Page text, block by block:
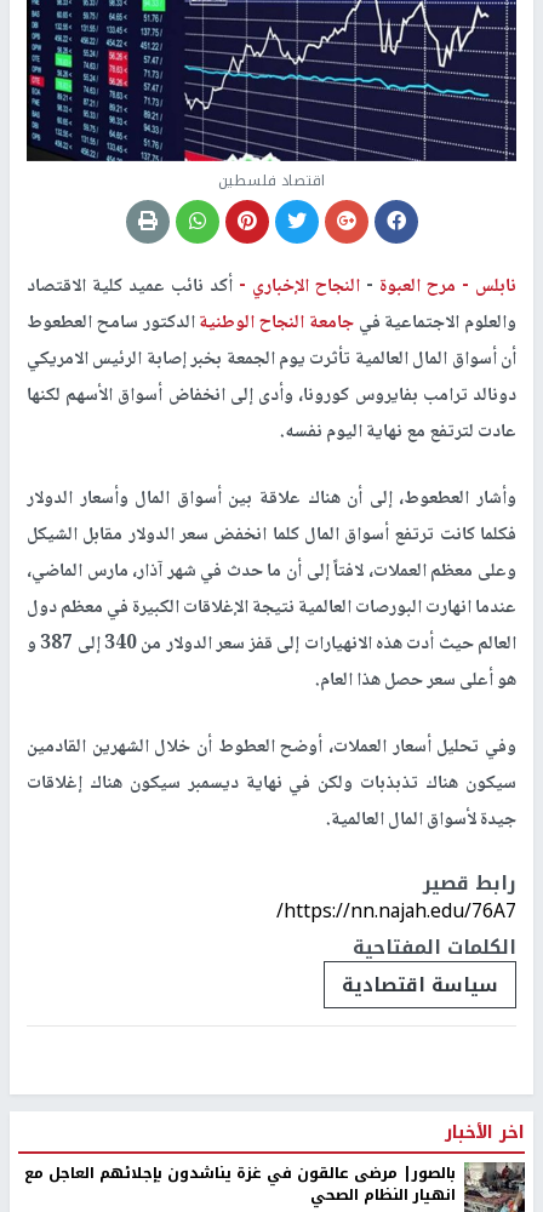
اقتصاد فلسطين
نابلس - مرح العبوة - النجاح الإخباري - أكد نائب عميد كلية الاقتصاد
والعلوم الاجتماعية فيجامعة النجاح الوطنيةالدكتور سامح العطعوط
أن أسواق المال العالمية تأثرت يوم الجمعة بخبر إصابة الرئيس الامريكي
دونالد ترامب بفايروس كورونا، وأدى إلى انخفاض أسواق الأسهم لكنها
عادت لترتفع مع نهاية اليوم نفسه.
وأشار العطعوط، إلى أن هناك علاقة بين أسواق المال وأسعار الدولار
فكلما كانت ترتفع أسواق المال كلما انخفض سعر الدولار مقابل الشيكل
وعلى معظم العملات، لافتاً إلى أن ما حدث في شهر آذار، مارس الماضي،
عندما انهارت البورصات العالمية نتيجة الإغلاقات الكبيرة في معظم دول
العالم حيث أدت هذه الانهيارات إلى قفز سعر الدولار من 340 إلى 387 و
هو أعلى سعر حصل هذا العام.
وفي تحليل أسعار العملات، أوضح العطوط أن خلال الشهرين القادمين
سيكون هناك تذبذبات ولكن في نهاية ديسمبر سيكون هناك إغلاقات
جيدة لأسواق المال العالمية.
رابط قصير
https://nn.najah.edu/76A7/
الكلمات المفتاحية
سياسة اقتصادية
اخر الأخبار
بالصور| مرضى عالقون في غزة يناشدون بإجلائهم العاجل مع
انهيار النظام الصحي